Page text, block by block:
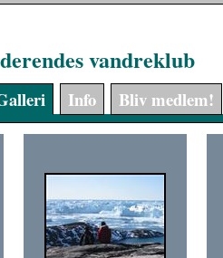
vandreklub
Info Bliv medlem!